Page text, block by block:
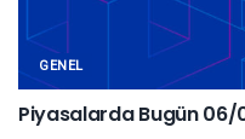
GENEL
Piyasalarda Bugün